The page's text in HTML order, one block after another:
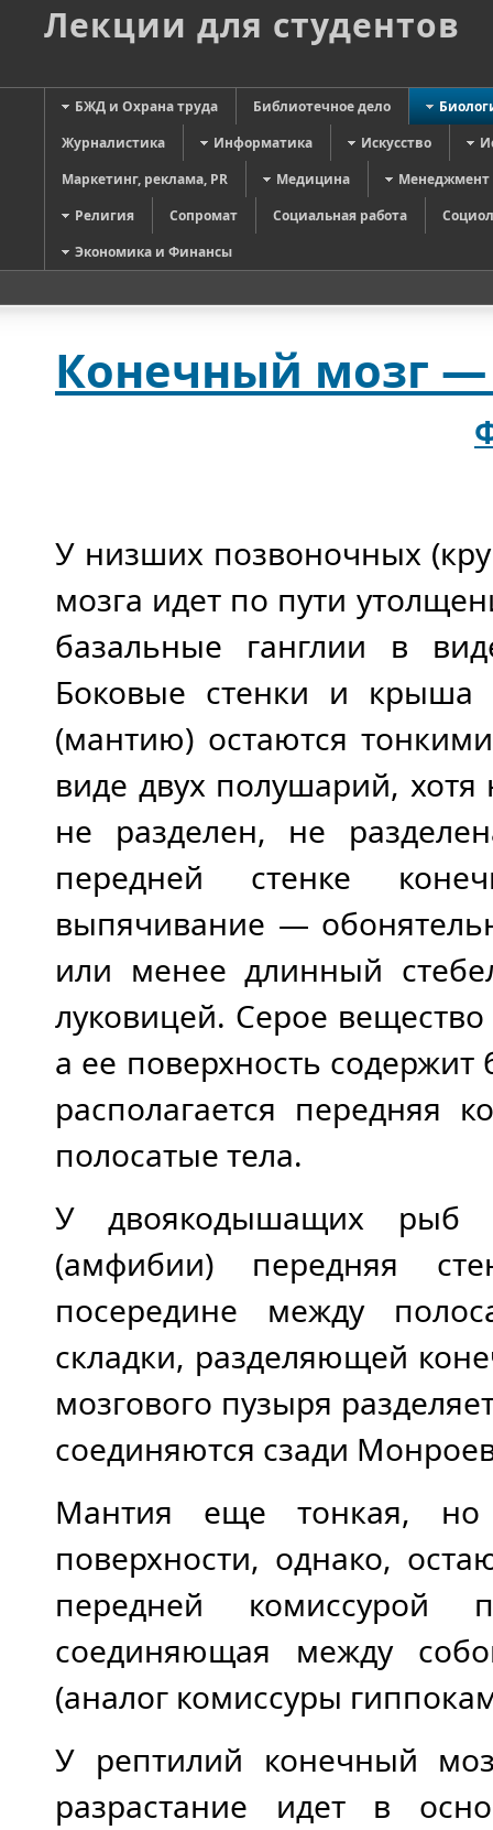
Лекции для студентов
БЖД и Охрана труда Библиотечное дело
Журналистика
Информатика Искусство
Маркетинг, реклама, PR
Медицина
Менеджмент
Религия
Сопромат Социальная работа
Экономика и Финансы
Конечный мозг
У низших позвоночных
мозга идет по пути
базальные ганглии в
Боковые стенки и крыша
(мантию) остаются
виде двух полушарий,
не разделен, не
передней стенке
выпячивание —
или менее длинный
луковицей. Серое
а ее поверхность
располагается передняя
полосатые тела.
У двоякодышащих рыб
(амфибии) передняя
посередине между
складки, разделяющей
мозгового пузыря
соединяются сзади
Мантия еще тонкая, но
поверхности, однако,
передней комиссурой
соединяющая между
(аналог комиссуры
У рептилий конечный
разрастание идет в